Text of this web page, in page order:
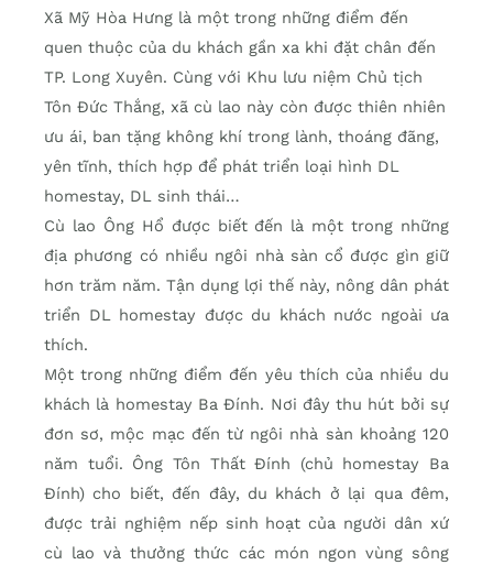
Xã Mỹ Hòa Hưng là một trong những điểm đến
quen thuộc của du khách gần xa khi đặt chân đến
TP. Long Xuyên. Cùng với Khu lưu niệm Chủ tịch
Tôn Đức Thắng, xã cù lao này còn được thiên nhiên
ưu ái, ban tặng không khí trong lành, thoáng đãng,
yên tĩnh, thích hợp để phát triển loại hình DL
homestay, DL sinh thái…
Cù lao Ông Hổ được biết đến là một trong những
địa phương có nhiều ngôi nhà sàn cổ được gìn giữ
hơn trăm năm. Tận dụng lợi thế này, nông dân phát
triển DL homestay được du khách nước ngoài ưa
thích.
Một trong những điểm đến yêu thích của nhiều du
khách là homestay Ba Đính. Nơi đây thu hút bởi sự
đơn sơ, mộc mạc đến từ ngôi nhà sàn khoảng 120
năm tuổi. Ông Tôn Thất Đính (chủ homestay Ba
Đính) cho biết, đến đây, du khách ở lại qua đêm,
được trải nghiệm nếp sinh hoạt của người dân xứ
cù lao và thưởng thức các món ngon vùng sông